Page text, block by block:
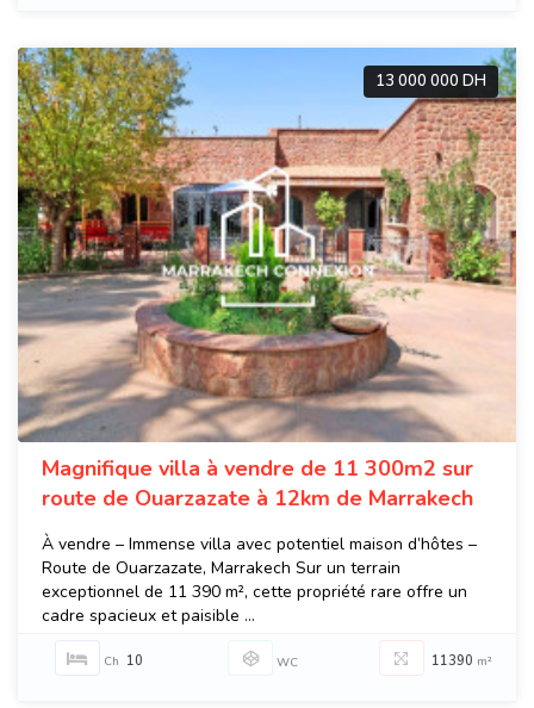
13 000 000 DH
Magnifique villa à vendre de 11 300m2 sur
route de Ouarzazate à 12km de Marrakech
À vendre – Immense villa avec potentiel maison d’hôtes –
Route de Ouarzazate, Marrakech Sur un terrain
exceptionnel de 11 390 m², cette propriété rare offre un
cadre spacieux et paisible ...
Ch 10 WC 11390 m²